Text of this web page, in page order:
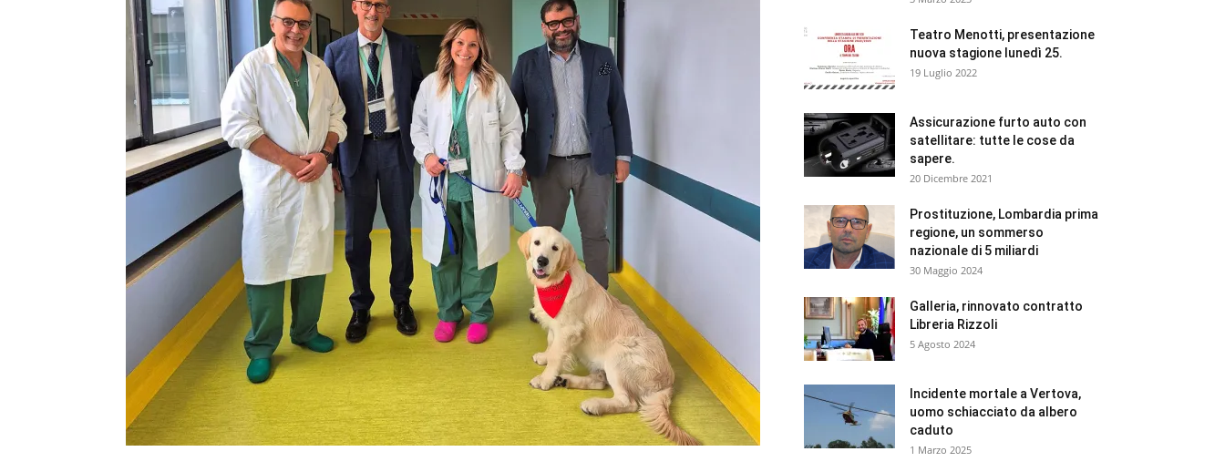
Teatro Menotti, presentazione
nuova stagione lunedì 25.
19 Luglio 2022
Assicurazione furto auto con
satellitare: tutte le cose da
sapere.
20 Dicembre 2021
Prostituzione, Lombardia prima
regione, un sommerso
nazionale di 5 miliardi
30 Maggio 2024
Galleria, rinnovato contratto
Libreria Rizzoli
5 Agosto 2024
Incidente mortale a Vertova,
uomo schiacciato da albero
caduto
1 Marzo 2025